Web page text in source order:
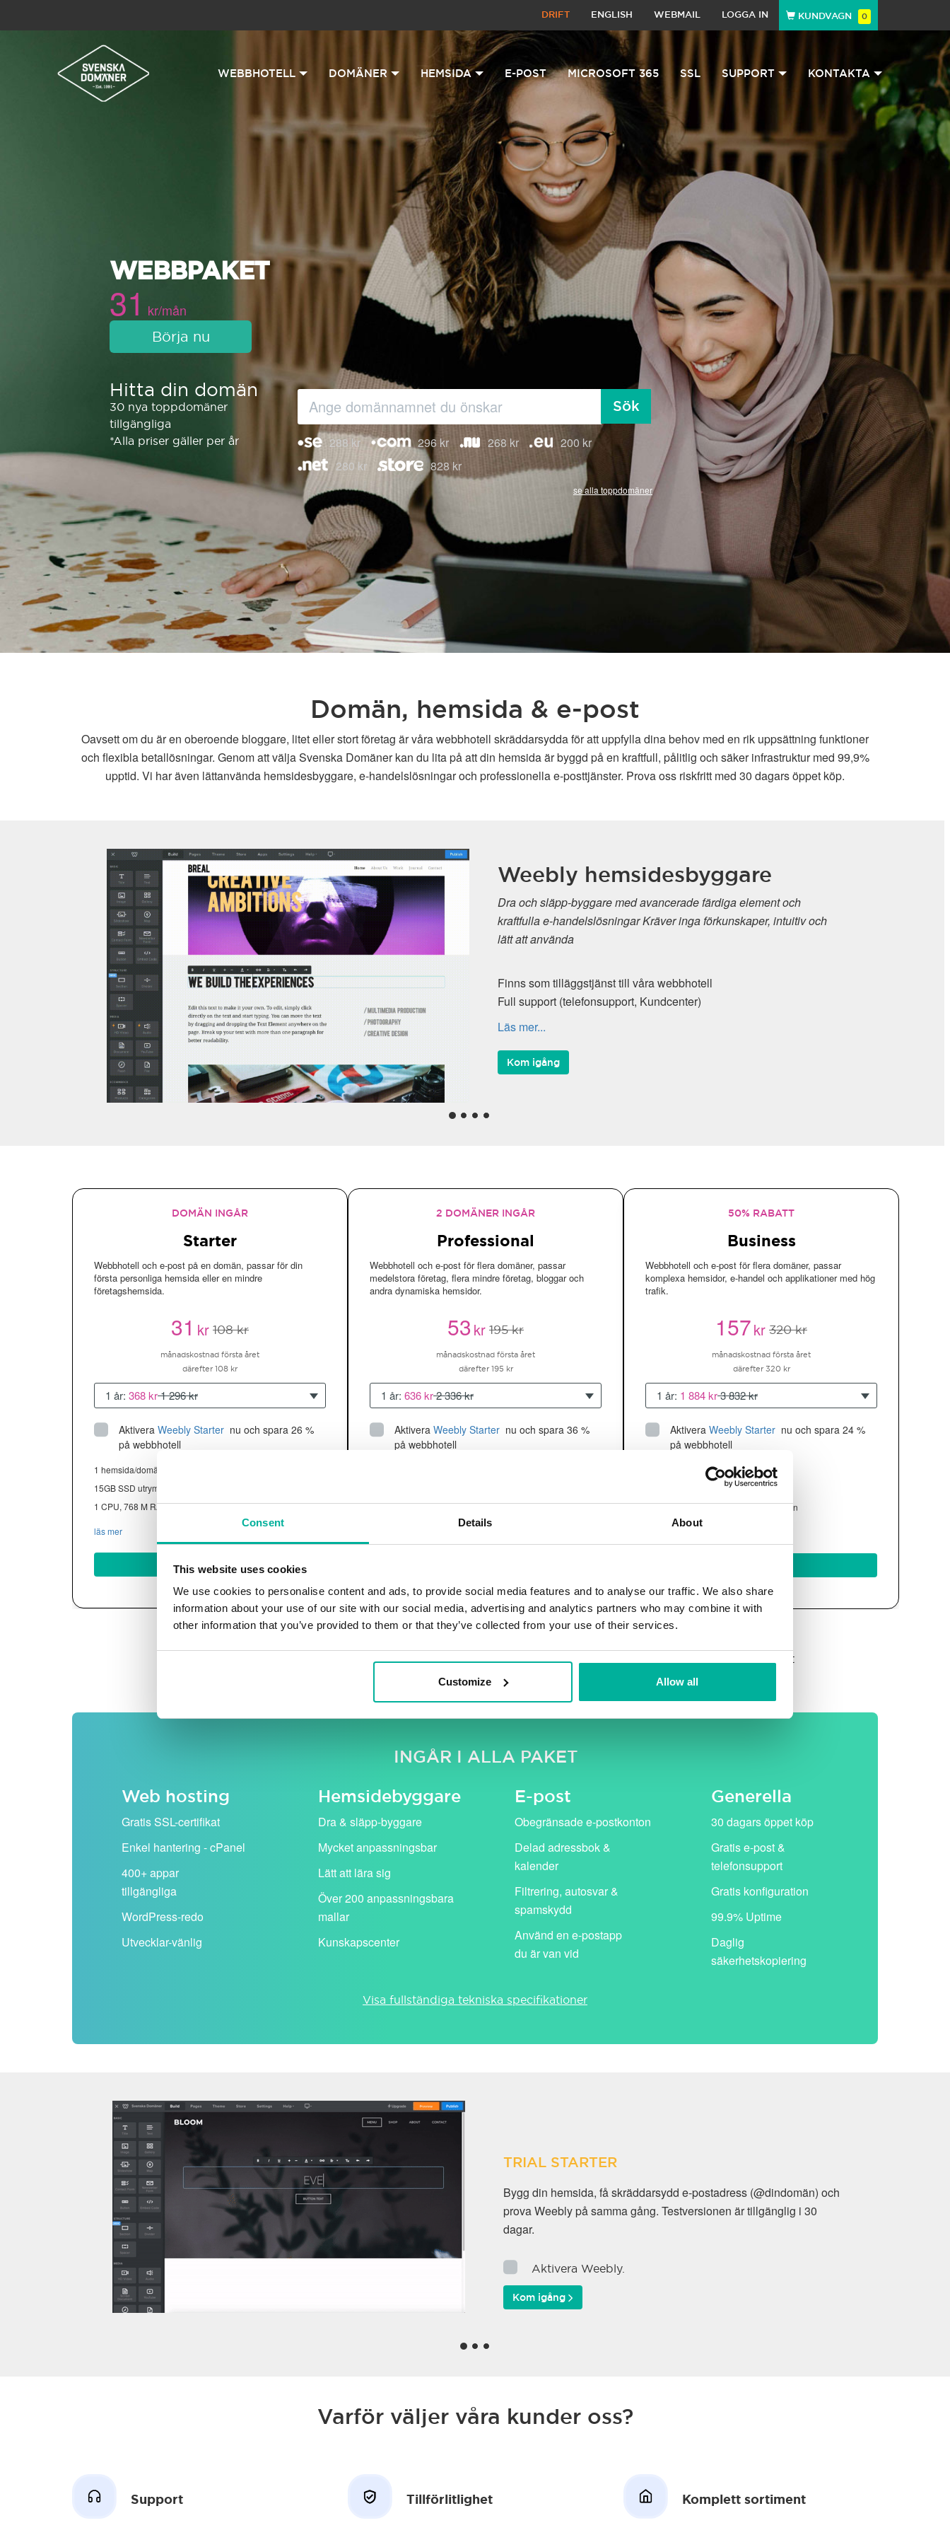
Consent Details About
This website uses cookies
We use cookies to personalise content and ads, to provide social media features and to analyse our traffic. We also share
information about your use of our site with our social media, advertising and analytics partners who may combine it with
other information that you’ve provided to them or that they’ve collected from your use of their services.
Customize Allow all
DRIFT ENGLISH WEBMAIL LOGGA IN KUNDVAGN 0
WEBBHOTELL DOMÄNER HEMSIDA E-POST MICROSOFT 365 SSL SUPPORT KONTAKTA
WEBBPAKET
31 kr/mån
Börja nu
Hitta din domän
30 nya toppdomäner
tillgängliga
*Alla priser gäller per år
Sök
288 kr 296 kr 268 kr
200 kr
280 kr
828 kr
se alla toppdomäner
Domän, hemsida & e-post
Oavsett om du är en oberoende bloggare, litet eller stort företag är våra webbhotell skräddarsydda för att uppfylla dina behov med en rik uppsättning funktioner
och flexibla betallösningar. Genom att välja Svenska Domäner kan du lita på att din hemsida är byggd på en kraftfull, pålitlig och säker infrastruktur med 99,9%
upptid. Vi har även lättanvända hemsidesbyggare, e-handelslösningar och professionella e-posttjänster. Prova oss riskfritt med 30 dagars öppet köp.
Weebly hemsidesbyggare
Dra och släpp-byggare med avancerade färdiga element och
kraftfulla e-handelslösningar Kräver inga förkunskaper, intuitiv och
lätt att använda
Finns som tilläggstjänst till våra webbhotell
Full support (telefonsupport, Kundcenter)
Läs mer...
Kom igång
DOMÄN INGÅR
Starter
Webbhotell och e-post på en domän, passar för din
första personliga hemsida eller en mindre
företagshemsida.
31kr 108 kr
månadskostnad första året
därefter 108 kr
1 år: 368 kr1 296 kr
Aktivera Weebly Starter nu och spara 26 %
på webbhotell
1 hemsida/domän
15GB SSD utrymme
1 CPU, 768 M RAM ~13K besökare/mån
läs mer
Köp nu
2 DOMÄNER INGÅR
Professional
Webbhotell och e-post för flera domäner, passar
medelstora företag, flera mindre företag, bloggar och
andra dynamiska hemsidor.
53kr 195 kr
månadskostnad första året
därefter 195 kr
1 år: 636 kr2 336 kr
Aktivera Weebly Starter nu och spara 36 %
på webbhotell
2 CPU, 2GB RAM ~60K besökare/mån
50% RABATT
Business
Webbhotell och e-post för flera domäner, passar
komplexa hemsidor, e-handel och applikationer med hög
trafik.
157kr 320 kr
månadskostnad första året
därefter 320 kr
1 år: 1 884 kr3 832 kr
Aktivera Weebly Starter nu och spara 24 %
på webbhotell
Upp till 10 hemsidor/domäner
utrymme
4 CPU, 4GB RAM ~200K besökare/mån
Alla priser visas exklusive moms. Våra kampanjpriser (i rosa) gäller för det första året, därefter ersätts de av vårt
standardpris (visas med genomstruken text).
INGÅR I ALLA PAKET
Web hosting
Gratis SSL-certifikat
Enkel hantering - cPanel
400+ appar
tillgängliga
WordPress-redo
Utvecklar-vänlig
Hemside­byggare
Dra & släpp-byggare
Mycket anpassningsbar
Lätt att lära sig
Över 200 anpassningsbara
mallar
Kunskapscenter
E-post
Obegränsade e-postkonton
Delad adressbok &
kalender
Filtrering, autosvar &
spamskydd
Använd en e-postapp
du är van vid
Generella
30 dagars öppet köp
Gratis e-post &
telefonsupport
Gratis konfiguration
99.9% Uptime
Daglig
säkerhetskopiering
Visa fullständiga tekniska specifikationer
TRIAL STARTER
Bygg din hemsida, få skräddarsydd e-postadress (@dindomän) och
prova Weebly på samma gång. Testversionen är tillgänglig i 30
dagar.
Aktivera Weebly.
Kom igång
Varför väljer våra kunder oss?
Support Tillförlitlighet Komplett sortiment